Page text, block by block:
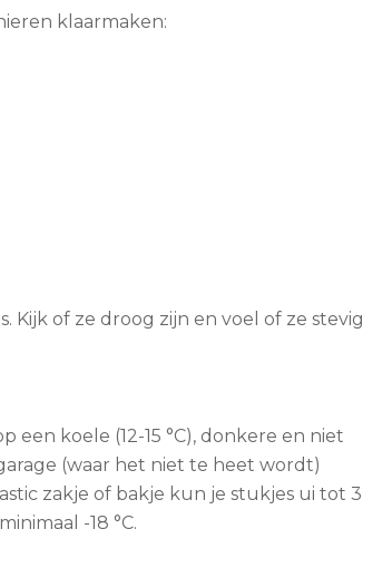
klaarmaken:
Kijk of ze droog zijn en voel of ze stevig
koele (12-15 °C), donkere en niet
(waar het niet te heet wordt)
zakje of bakje kun je stukjes ui tot 3
-18 °C.